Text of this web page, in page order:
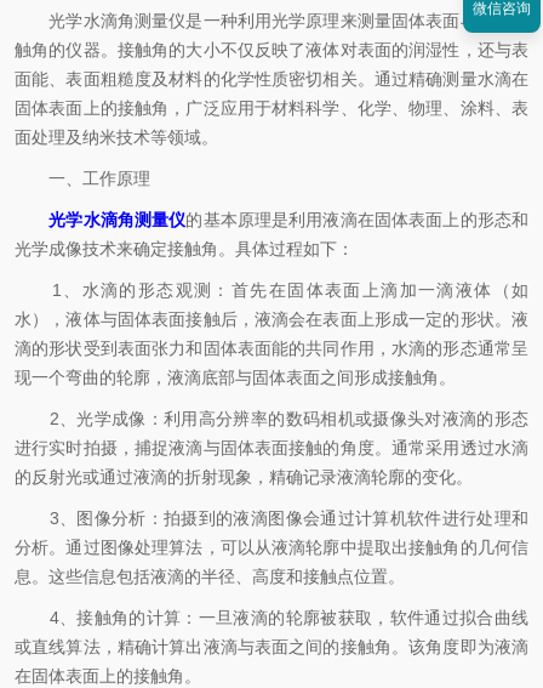
光学水滴角测量仪是一种利用光学原理来测量固体表面与液体接
触角的仪器。接触角的大小不仅反映了液体对表面的润湿性，还与表
面能、表面粗糙度及材料的化学性质密切相关。通过精确测量水滴在
固体表面上的接触角，广泛应用于材料科学、化学、物理、涂料、表
面处理及纳米技术等领域。
一、工作原理
光学水滴角测量仪的基本原理是利用液滴在固体表面上的形态和
光学成像技术来确定接触角。具体过程如下：
1、水滴的形态观测：首先在固体表面上滴加一滴液体（如
水），液体与固体表面接触后，液滴会在表面上形成一定的形状。液
滴的形状受到表面张力和固体表面能的共同作用，水滴的形态通常呈
现一个弯曲的轮廓，液滴底部与固体表面之间形成接触角。
2、光学成像：利用高分辨率的数码相机或摄像头对液滴的形态
进行实时拍摄，捕捉液滴与固体表面接触的角度。通常采用透过水滴
的反射光或通过液滴的折射现象，精确记录液滴轮廓的变化。
3、图像分析：拍摄到的液滴图像会通过计算机软件进行处理和
分析。通过图像处理算法，可以从液滴轮廓中提取出接触角的几何信
息。这些信息包括液滴的半径、高度和接触点位置。
4、接触角的计算：一旦液滴的轮廓被获取，软件通过拟合曲线
或直线算法，精确计算出液滴与表面之间的接触角。该角度即为液滴
在固体表面上的接触角。
微信咨询